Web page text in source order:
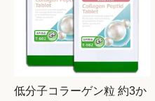
低分子コラーゲン粒 約3か